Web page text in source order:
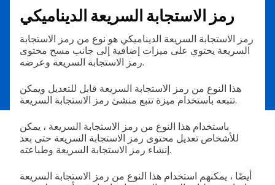
رمز الاستجابة السريعة الديناميكي
رمز الاستجابة السريعة الديناميكي هو نوع من رمز الاستجابة
السريعة يحتوي على ميزات إضافية إلى جانب مسح محتوى
رمز الاستجابة السريعة وعرضه.
هذا النوع من رمز الاستجابة السريعة قابل للتعديل ويمكن
تتبعه باستخدام ميزة تتبع منشئ رمز الاستجابة السريعة.
باستخدام هذا النوع من رمز الاستجابة السريعة ، يمكن
للأشخاص تعديل محتوى رمز الاستجابة السريعة حتى بعد
إنشاء رمز الاستجابة السريعة وطباعته.
أيضًا ، يمكنهم استخدام هذا النوع من رمز الاستجابة السريعة